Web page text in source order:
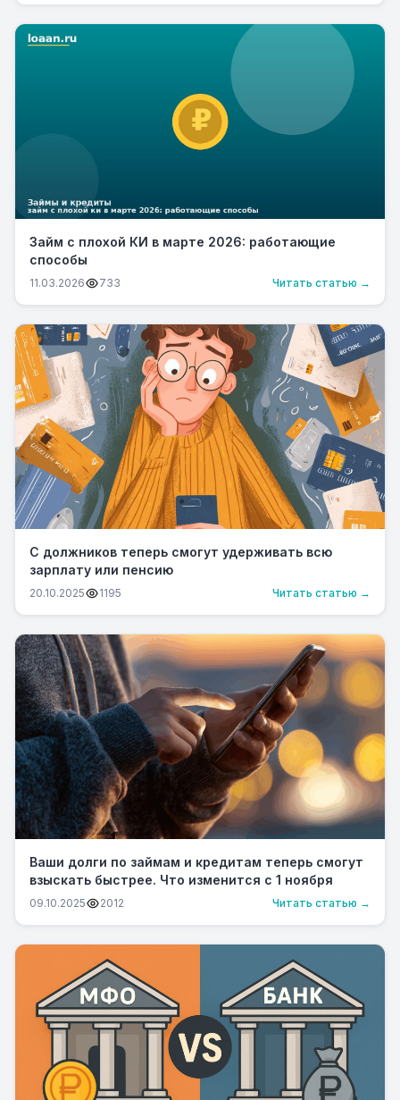
Займ с плохой КИ в марте 2026: работающие
способы
11.03.2026 733 Читать статью →
С должников теперь смогут удерживать всю
зарплату или пенсию
20.10.2025 1195 Читать статью →
Ваши долги по займам и кредитам теперь смогут
взыскать быстрее. Что изменится с 1 ноября
09.10.2025 2012 Читать статью →